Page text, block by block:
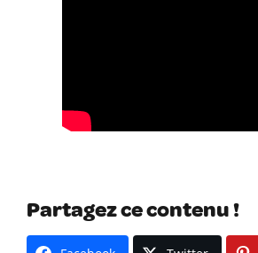
Partagez ce contenu !